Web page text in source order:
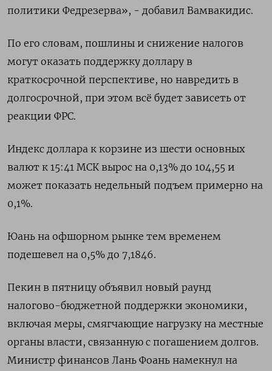
политики Федрезерва», - добавил Вамвакидис.
По его словам, пошлины и снижение налогов
могут оказать поддержку доллару в
краткосрочной перспективе, но навредить в
долгосрочной, при этом всё будет зависеть от
реакции ФРС.
Индекс доллара к корзине из шести основных
валют к 15:41 МСК вырос на 0,13% до 104,55 и
может показать недельный подъем примерно на
0,1%.
Юань на офшорном рынке тем временем
подешевел на 0,5% до 7,1846.
Пекин в пятницу объявил новый раунд
налогово-бюджетной поддержки экономики,
включая меры, смягчающие нагрузку на местные
органы власти, связанную с погашением долгов.
Министр финансов Лань Фоань намекнул на